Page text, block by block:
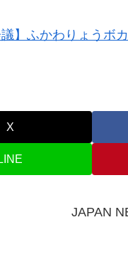
X
LINE
JAPAN